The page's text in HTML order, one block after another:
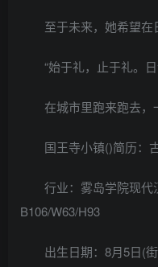
至于未来，她希望在
“始于礼，止于礼。日
在城市里跑来跑去，
国王寺小镇()简历：
行业：雾岛学院现代
B106/W63/H93
出生日期：8月5日(街